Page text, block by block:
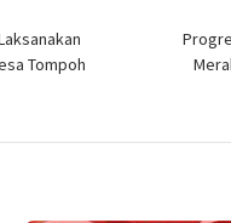
Tompoh